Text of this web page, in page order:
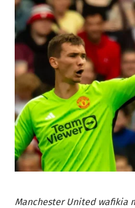
Manchester United wafikia